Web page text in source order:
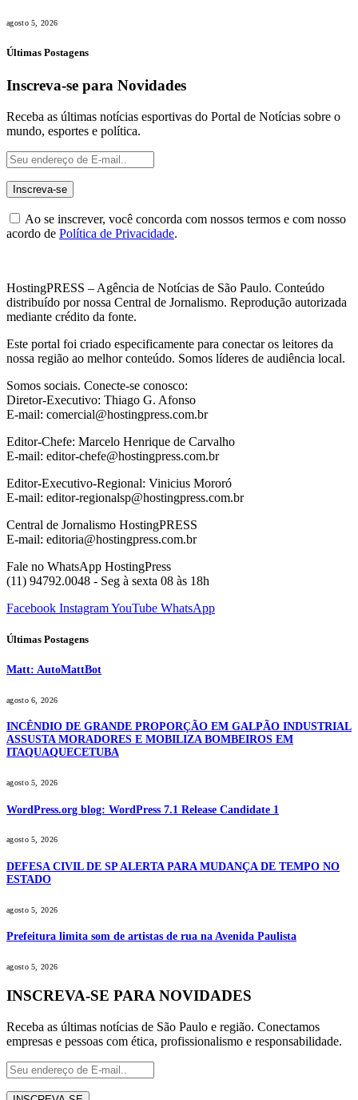
agosto 5, 2026
Últimas Postagens
Inscreva-se para Novidades
Receba as últimas notícias esportivas do Portal de Notícias sobre o
mundo, esportes e política.
Ao se inscrever, você concorda com nossos termos e com nosso
acordo de Política de Privacidade.
HostingPRESS – Agência de Notícias de São Paulo. Conteúdo
distribuído por nossa Central de Jornalismo. Reprodução autorizada
mediante crédito da fonte.
Este portal foi criado especificamente para conectar os leitores da
nossa região ao melhor conteúdo. Somos líderes de audiência local.
Somos sociais. Conecte-se conosco:
Diretor-Executivo: Thiago G. Afonso
E-mail: comercial@hostingpress.com.br
Editor-Chefe: Marcelo Henrique de Carvalho
E-mail: editor-chefe@hostingpress.com.br
Editor-Executivo-Regional: Vinicius Mororó
E-mail: editor-regionalsp@hostingpress.com.br
Central de Jornalismo HostingPRESS
E-mail: editoria@hostingpress.com.br
Fale no WhatsApp HostingPress
(11) 94792.0048 - Seg à sexta 08 às 18h
Facebook InstagramYouTube WhatsApp
Últimas Postagens
Matt: AutoMattBot
agosto 6, 2026
INCÊNDIO DE GRANDE PROPORÇÃO EM GALPÃO INDUSTRIAL
ASSUSTA MORADORES E MOBILIZA BOMBEIROS EM
ITAQUAQUECETUBA
agosto 5, 2026
WordPress.org blog: WordPress 7.1 Release Candidate 1
agosto 5, 2026
DEFESA CIVIL DE SP ALERTA PARA MUDANÇA DE TEMPO NO
ESTADO
agosto 5, 2026
Prefeitura limita som de artistas de rua na Avenida Paulista
agosto 5, 2026
INSCREVA-SE PARA NOVIDADES
Receba as últimas notícias de São Paulo e região. Conectamos
empresas e pessoas com ética, profissionalismo e responsabilidade.